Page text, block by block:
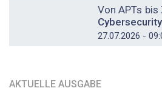
Von APTs
Cybersecurity
27.07.2026 -
AKTUELLE AUSGABE